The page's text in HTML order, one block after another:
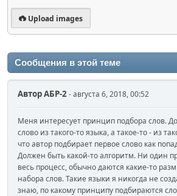
Upload images
Сообщения в этой теме
АвторАБР-2- августа 6, 2018, 00:52
Меня интересует принцип подбора слов.
слово из такого-то языка, а такое-то - из
что автор подбирает первое слово как
Должен быть какой-то алгоритм. Ни один
весь процесс, обычно даются какие-то
набора слов. Такие языки я никогда не
знаю, по какому принципу подбираются